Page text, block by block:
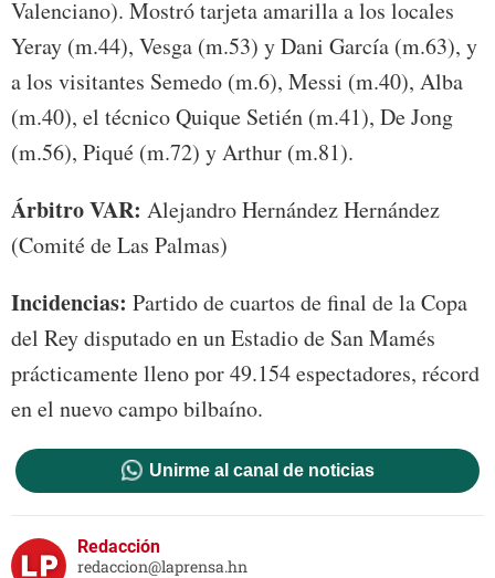
Valenciano). Mostró tarjeta amarilla a los locales
Yeray (m.44), Vesga (m.53) y Dani García (m.63), y
a los visitantes Semedo (m.6), Messi (m.40), Alba
(m.40), el técnico Quique Setién (m.41), De Jong
(m.56), Piqué (m.72) y Arthur (m.81).
Árbitro VAR: Alejandro Hernández Hernández
(Comité de Las Palmas)
Incidencias: Partido de cuartos de final de la Copa
del Rey disputado en un Estadio de San Mamés
prácticamente lleno por 49.154 espectadores, récord
en el nuevo campo bilbaíno.
Unirme al canal de noticias
Redacción
redaccion@laprensa.hn